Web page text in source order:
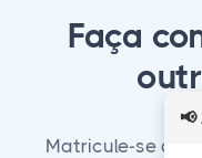
Faça
Matricule-se
📢